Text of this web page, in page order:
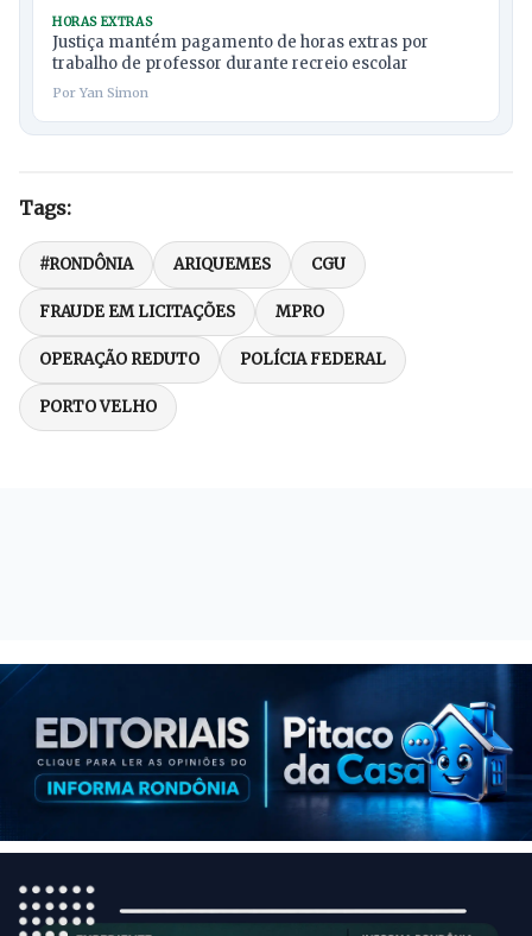
HORAS EXTRAS
Justiça mantém pagamento de horas extras por
trabalho de professor durante recreio escolar
Por Yan Simon
Tags:
#RONDÔNIA ARIQUEMES CGU
FRAUDE EM LICITAÇÕES MPRO
OPERAÇÃO REDUTO POLÍCIA FEDERAL
PORTO VELHO